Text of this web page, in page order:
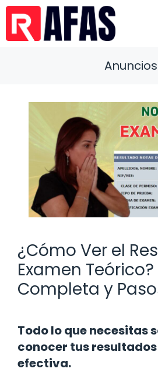
Saltar
contenido
Anuncios
¿Cómo Ver el
Examen
Completa y
Todo lo que necesitas
conocer tus
efectiva.